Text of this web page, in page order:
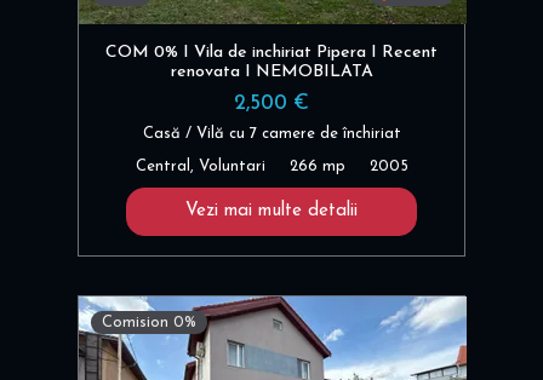
COM 0% I Vila de inchiriat Pipera I Recent
renovata I NEMOBILATA
2,500 €
Casă / Vilă cu 7 camere de închiriat
Central, Voluntari 266 mp 2005
Vezi mai multe detalii
Comision 0%